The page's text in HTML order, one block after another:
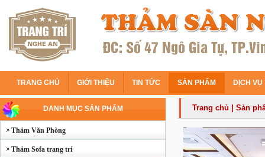
TRANG CHỦ GIỚI THIỆU TIN TỨC SẢN PHẨM DỊCH VỤ
DANH MỤC SẢN PHẨM
Thảm Văn Phòng
Thảm Sofa trang trí
Trang chủ Sản